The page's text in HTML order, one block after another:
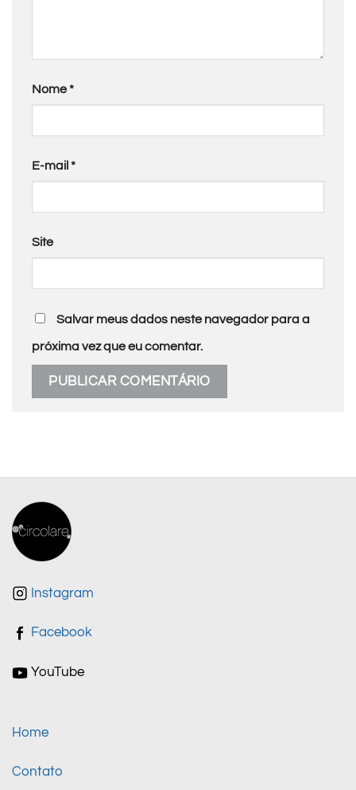
Nome*
E-mail *
Site
Salvar meus dados neste navegador para a
próxima vez que eu comentar.
Instagram
Facebook
YouTube
Home
Contato